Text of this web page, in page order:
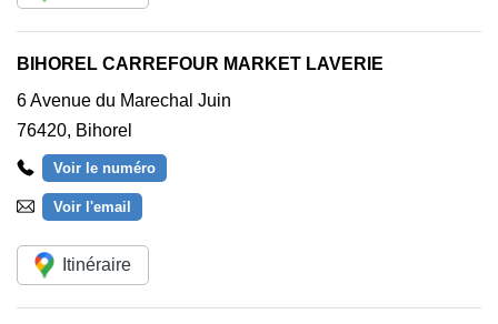
BIHOREL CARREFOUR MARKET LAVERIE
6 Avenue du Marechal Juin
76420, Bihorel
Voir le numéro
Voir l'email
Itinéraire